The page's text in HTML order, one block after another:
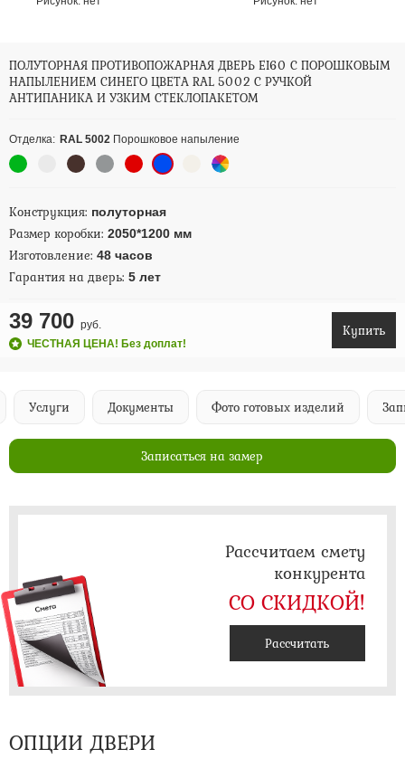
ПОЛУТОРНАЯ ПРОТИВОПОЖАРНАЯ ДВЕРЬ EI60 С ПОРОШКОВЫМ
НАПЫЛЕНИЕМ СИНЕГО ЦВЕТА RAL 5002 С РУЧКОЙ
АНТИПАНИКА И УЗКИМ СТЕКЛОПАКЕТОМ
Отделка: RAL 5002 Порошковое напыление
Конструкция: полуторная
Размер коробки: 2050*1200 мм
Изготовление: 48 часов
Гарантия на дверь: 5 лет
39 700 руб.
ЧЕСТНАЯ ЦЕНА! Без доплат!
Купить
Услуги Документы Фото готовых изделий
Записаться на замер
Рассчитаем смету
конкурента
СО СКИДКОЙ!
Рассчитать
ОПЦИИ ДВЕРИ